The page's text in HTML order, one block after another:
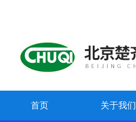
首页 关于我们